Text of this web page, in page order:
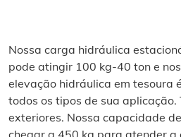
Nossa carga hidráulica
pode atingir 100 kg-40 ton e
elevação hidráulica em tesoura
todos os tipos de sua
exteriores. Nossa capacidade
chegar a 450 kg para atender